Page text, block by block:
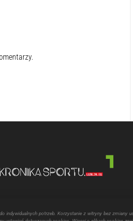
indywidualnych potrzeb. Korzystanie z witryny bez zmiany